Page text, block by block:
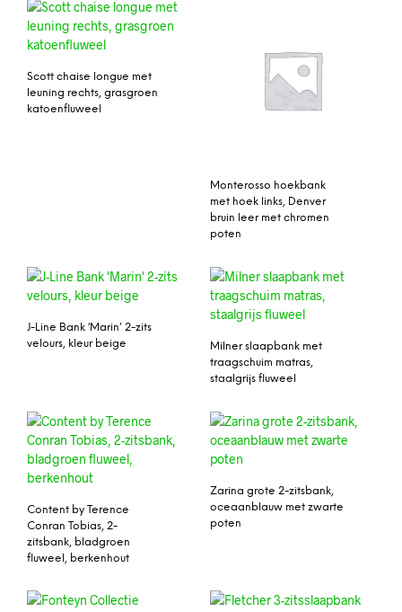
Scott chaise longue met
leuning rechts, grasgroen
katoenfluweel
Monterosso hoekbank
met hoek links, Denver
bruin leer met chromen
poten
J-Line Bank ‘Marin’ 2-zits
velours, kleur beige
Milner slaapbank met
traagschuim matras,
staalgrijs fluweel
Content by Terence
Conran Tobias, 2-
zitsbank, bladgroen
fluweel, berkenhout
Zarina grote 2-zitsbank,
oceaanblauw met zwarte
poten